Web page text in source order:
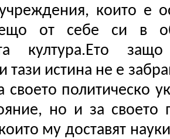
които е
от себе си в
култура.Ето
тази истина не е
своето политическо
но и за своето
му доставят